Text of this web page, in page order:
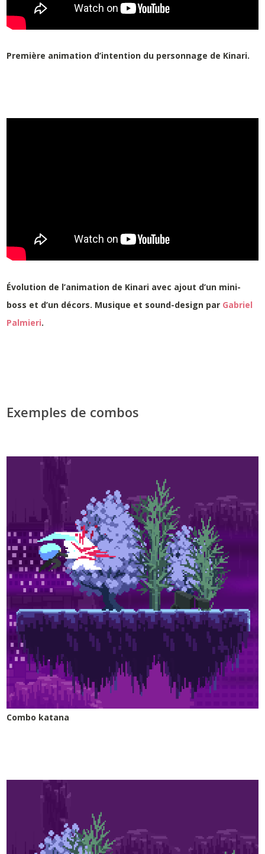
Première animation d’intention du personnage de Kinari.
Évolution de l’animation de Kinari avec ajout d’un mini-
boss et d’un décors. Musique et sound-design par Gabriel
Palmieri.
Exemples de combos
Combo katana